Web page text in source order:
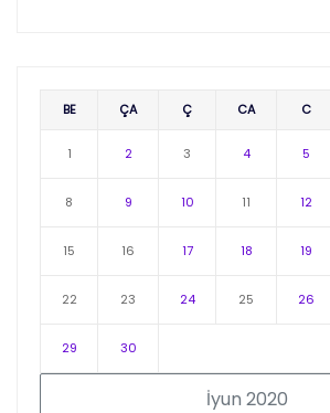
İyun 2020
BE ÇA Ç CA C
1 2 3 4 5
8 9 10 11 12
15 16 17 18 19
22 23 24 25 26
29 30